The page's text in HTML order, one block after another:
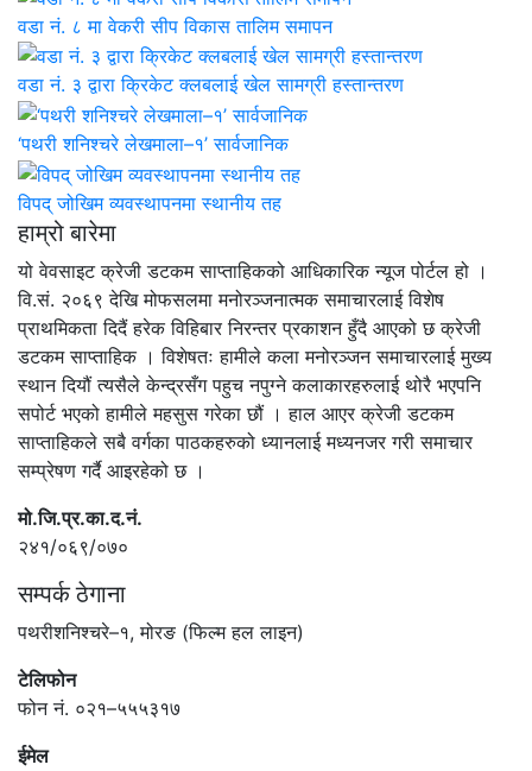
वडा नं. ८ मा वेकरी सीप विकास तालिम समापन
वडा नं. ३ द्वारा क्रिकेट क्लबलाई खेल सामग्री हस्तान्तरण
‘पथरी शनिश्चरे लेखमाला–१’ सार्वजानिक
विपद् जोखिम व्यवस्थापनमा स्थानीय तह
हाम्रो बारेमा
यो वेवसाइट क्रेजी डटकम साप्ताहिकको आधिकारिक न्यूज पोर्टल हो ।
वि.सं. २०६९ देखि मोफसलमा मनोरञ्जनात्मक समाचारलाई विशेष
प्राथमिकता दिदैं हरेक विहिबार निरन्तर प्रकाशन हुँदै आएको छ क्रेजी
डटकम साप्ताहिक । विशेषतः हामीले कला मनोरञ्जन समाचारलाई मुख्य
स्थान दियौं त्यसैले केन्द्रसँग पहुच नपुग्ने कलाकारहरुलाई थोरै भएपनि
सपोर्ट भएको हामीले महसुस गरेका छौं । हाल आएर क्रेजी डटकम
साप्ताहिकले सबै वर्गका पाठकहरुको ध्यानलाई मध्यनजर गरी समाचार
सम्प्रेषण गर्दै आइरहेको छ ।
मो.जि.प्र.का.द.नं.
२४१/०६९/०७०
सम्पर्क ठेगाना
पथरीशनिश्चरे–१, मोरङ (फिल्म हल लाइन)
टेलिफोन
फोन नं. ०२१–५५५३१७
ईमेल